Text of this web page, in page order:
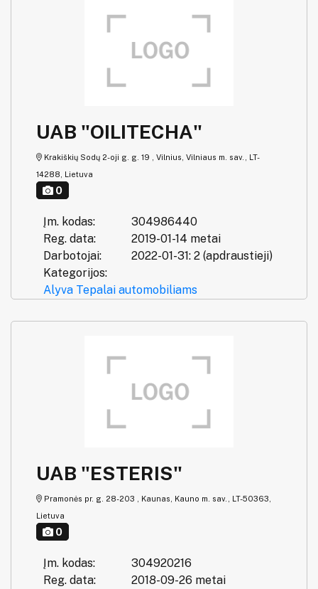
UAB "OILITECHA"
Krakiškių Sodų 2-oji g. g. 19 , Vilnius, Vilniaus m. sav., LT-
14288, Lietuva
0
Įm. kodas:
304986440
Reg. data:
2019-01-14 metai
Darbotojai:
2022-01-31: 2 (apdraustieji)
Kategorijos:
Alyva Tepalai automobiliams
UAB "ESTERIS"
Pramonės pr. g. 28-203 , Kaunas, Kauno m. sav., LT-50363,
Lietuva
0
Įm. kodas:
304920216
Reg. data:
2018-09-26 metai